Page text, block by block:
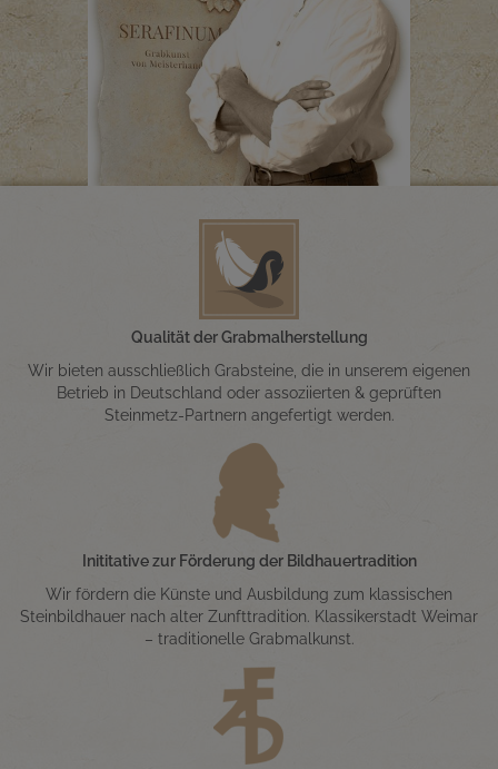
Qualität der Grabmalherstellung
Wir bieten ausschließlich Grabsteine, die in unserem eigenen
Betrieb in Deutschland oder assoziierten & geprüften
Steinmetz-Partnern angefertigt werden.
Inititative zur Förderung der Bildhauertradition
Wir fördern die Künste und Ausbildung zum klassischen
Steinbildhauer nach alter Zunfttradition. Klassikerstadt Weimar
– traditionelle Grabmalkunst.